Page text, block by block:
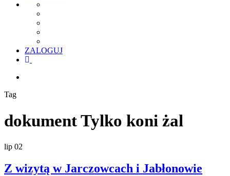
ZALOGUJ
facebook
Tag
dokument Tylko koni żal
lip 02
Z wizytą w Jarczowcach i Jabłonowie